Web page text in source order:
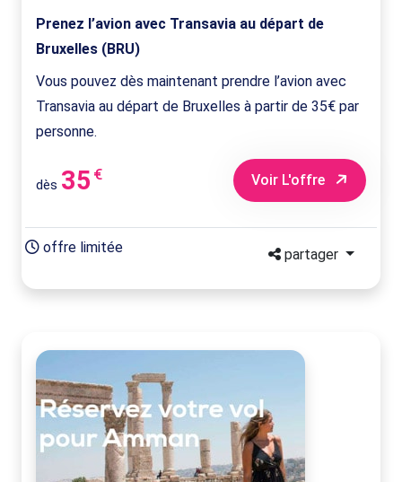
Prenez l’avion avec Transavia au départ de
Bruxelles (BRU)
Vous pouvez dès maintenant prendre l’avion avec
Transavia au départ de Bruxelles à partir de 35€ par
personne.
dès 35 € Voir L'offre
offre limitée partager